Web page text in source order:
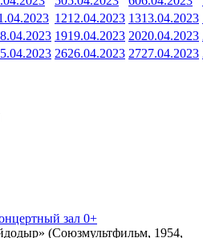
1212.04.2023 1313.04.2023
1919.04.2023 2020.04.2023
2626.04.2023 2727.04.2023
зал 0+
(Союзмультфильм, 1954,